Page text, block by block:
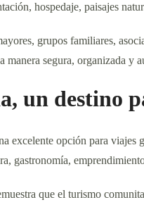
hospedaje, paisajes
grupos familiares,
manera segura, organizada y
un destino
excelente opción para viajes
gastronomía,
que el turismo